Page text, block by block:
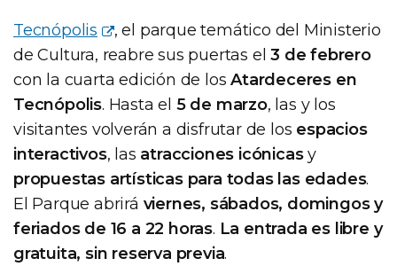
Tecnópolis
, el parque temático del Ministerio
de Cultura, reabre sus puertas el3 de febrero
con la cuarta edición de losAtardeceres en
Tecnópolis. Hasta el 5 de marzo, las y los
visitantes volverán a disfrutar de los espacios
interactivos, las atracciones icónicasy
propuestas artísticas para todas las edades.
El Parque abrirá viernes, sábados, domingos y
feriados de 16 a 22 horas. La entrada es libre y
gratuita, sin reserva previa.